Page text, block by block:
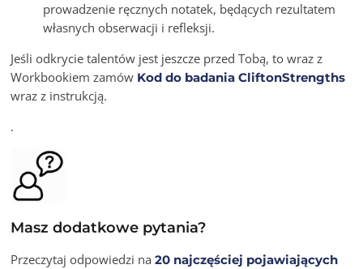
prowadzenie ręcznych notatek, będących rezultatem
własnych obserwacji i refleksji.
Jeśli odkrycie talentów jest jeszcze przed Tobą, to wraz z
Workbookiem zamów Kod do badania CliftonStrengths
wraz z instrukcją.
.
Masz dodatkowe pytania?
Przeczytaj odpowiedzi na 20 najczęściej pojawiających